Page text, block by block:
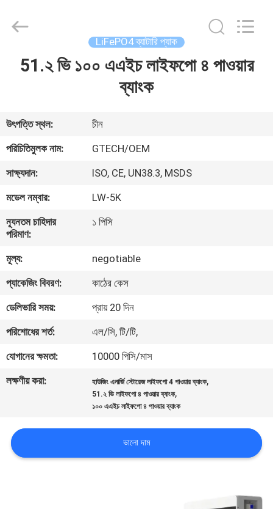
বাড়ি
আমাদের
সম্বন্ধে
কারখানা
পরিদর্শন
গুণমান
নিয়ন্ত্রণ
আমাদের
সাথে
যোগাযোগ
একটি
POWER
GROUP.
LiFePO4 ব্যাটারি প্যাক
51.২ ভি ১০০ এএইচ লাইফপো ৪ পাওয়ার
ব্যাংক
উৎপত্তি স্থল:
চীন
পরিচিতিমুলক নাম:
GTECH/OEM
সাক্ষ্যদান:
ISO, CE, UN38.3, MSDS
মডেল নম্বার:
LW-5K
ন্যূনতম চাহিদার
পরিমাণ:
১ পিসি
মূল্য:
negotiable
প্যাকেজিং বিবরণ:
কাঠের কেস
ডেলিভারি সময়:
প্রায় 20 দিন
পরিশোধের শর্ত:
এল/সি, টি/টি,
যোগানের ক্ষমতা:
10000 পিসি/মাস
লক্ষণীয় করা:
হাউজিং এনার্জি স্টোরেজ লাইফপো 4 পাওয়ার ব্যাংক,
51.২ ভি লাইফপো ৪ পাওয়ার ব্যাংক,
১০০ এএইচ লাইফপো ৪ পাওয়ার ব্যাংক
ভালো দাম